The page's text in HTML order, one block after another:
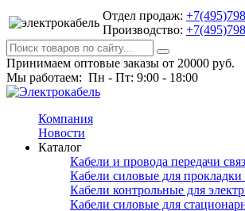
Отдел продаж:
Производство:
Принимаем оптовые заказы от 20000 руб.
Мы работаем: Пн - Пт: 9:00 - 18:00
Компания
Новости
Каталог
Кабели и провода передачи
Кабели силовые для прокладки
Кабели контрольные для
Кабели силовые для